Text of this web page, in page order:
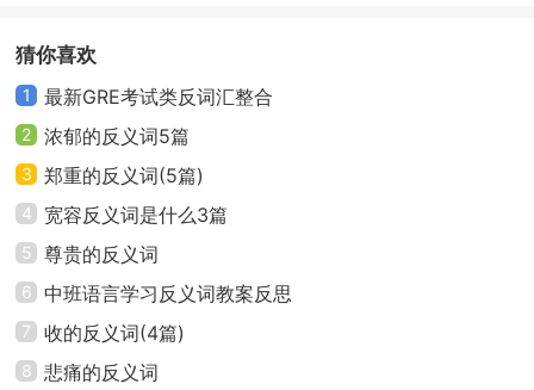
猜你喜欢
1 最新GRE考试类反词汇整合
2 浓郁的反义词5篇
3 郑重的反义词(5篇)
4 宽容反义词是什么3篇
5 尊贵的反义词
6 中班语言学习反义词教案反思
7 收的反义词(4篇)
8 悲痛的反义词